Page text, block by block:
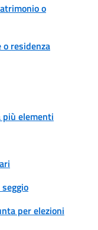
o
o residenza
più elementi
per elezioni